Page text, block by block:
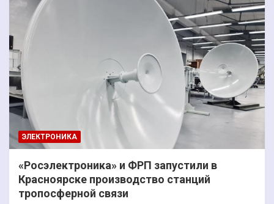
ЭЛЕКТРОНИКА
«Росэлектроника» и ФРП запустили в
Красноярске производство станций
тропосферной связи